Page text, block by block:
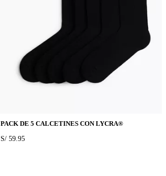
PACK DE 5 CALCETINES CON LYCRA®
PRICE:
S/ 59.95